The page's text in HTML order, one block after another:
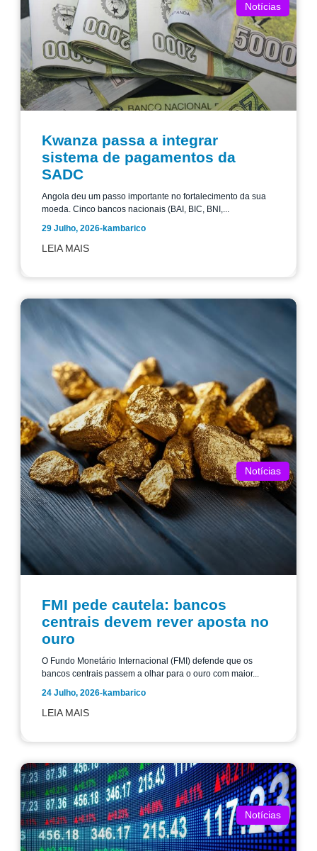
Notícias
Kwanza passa a integrar
sistema de pagamentos da
SADC
Angola deu um passo importante no fortalecimento da sua
moeda. Cinco bancos nacionais (BAI, BIC, BNI,...
29 Julho, 2026-kambarico
LEIA MAIS
Notícias
FMI pede cautela: bancos
centrais devem rever aposta no
ouro
O Fundo Monetário Internacional (FMI) defende que os
bancos centrais passem a olhar para o ouro com maior...
24 Julho, 2026-kambarico
LEIA MAIS
Notícias